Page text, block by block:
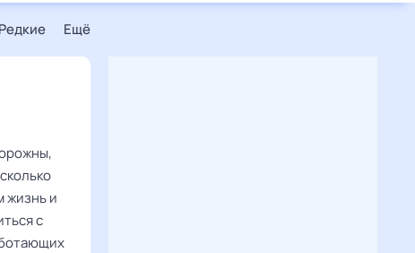
Редкие Ещё
жизнь и
с